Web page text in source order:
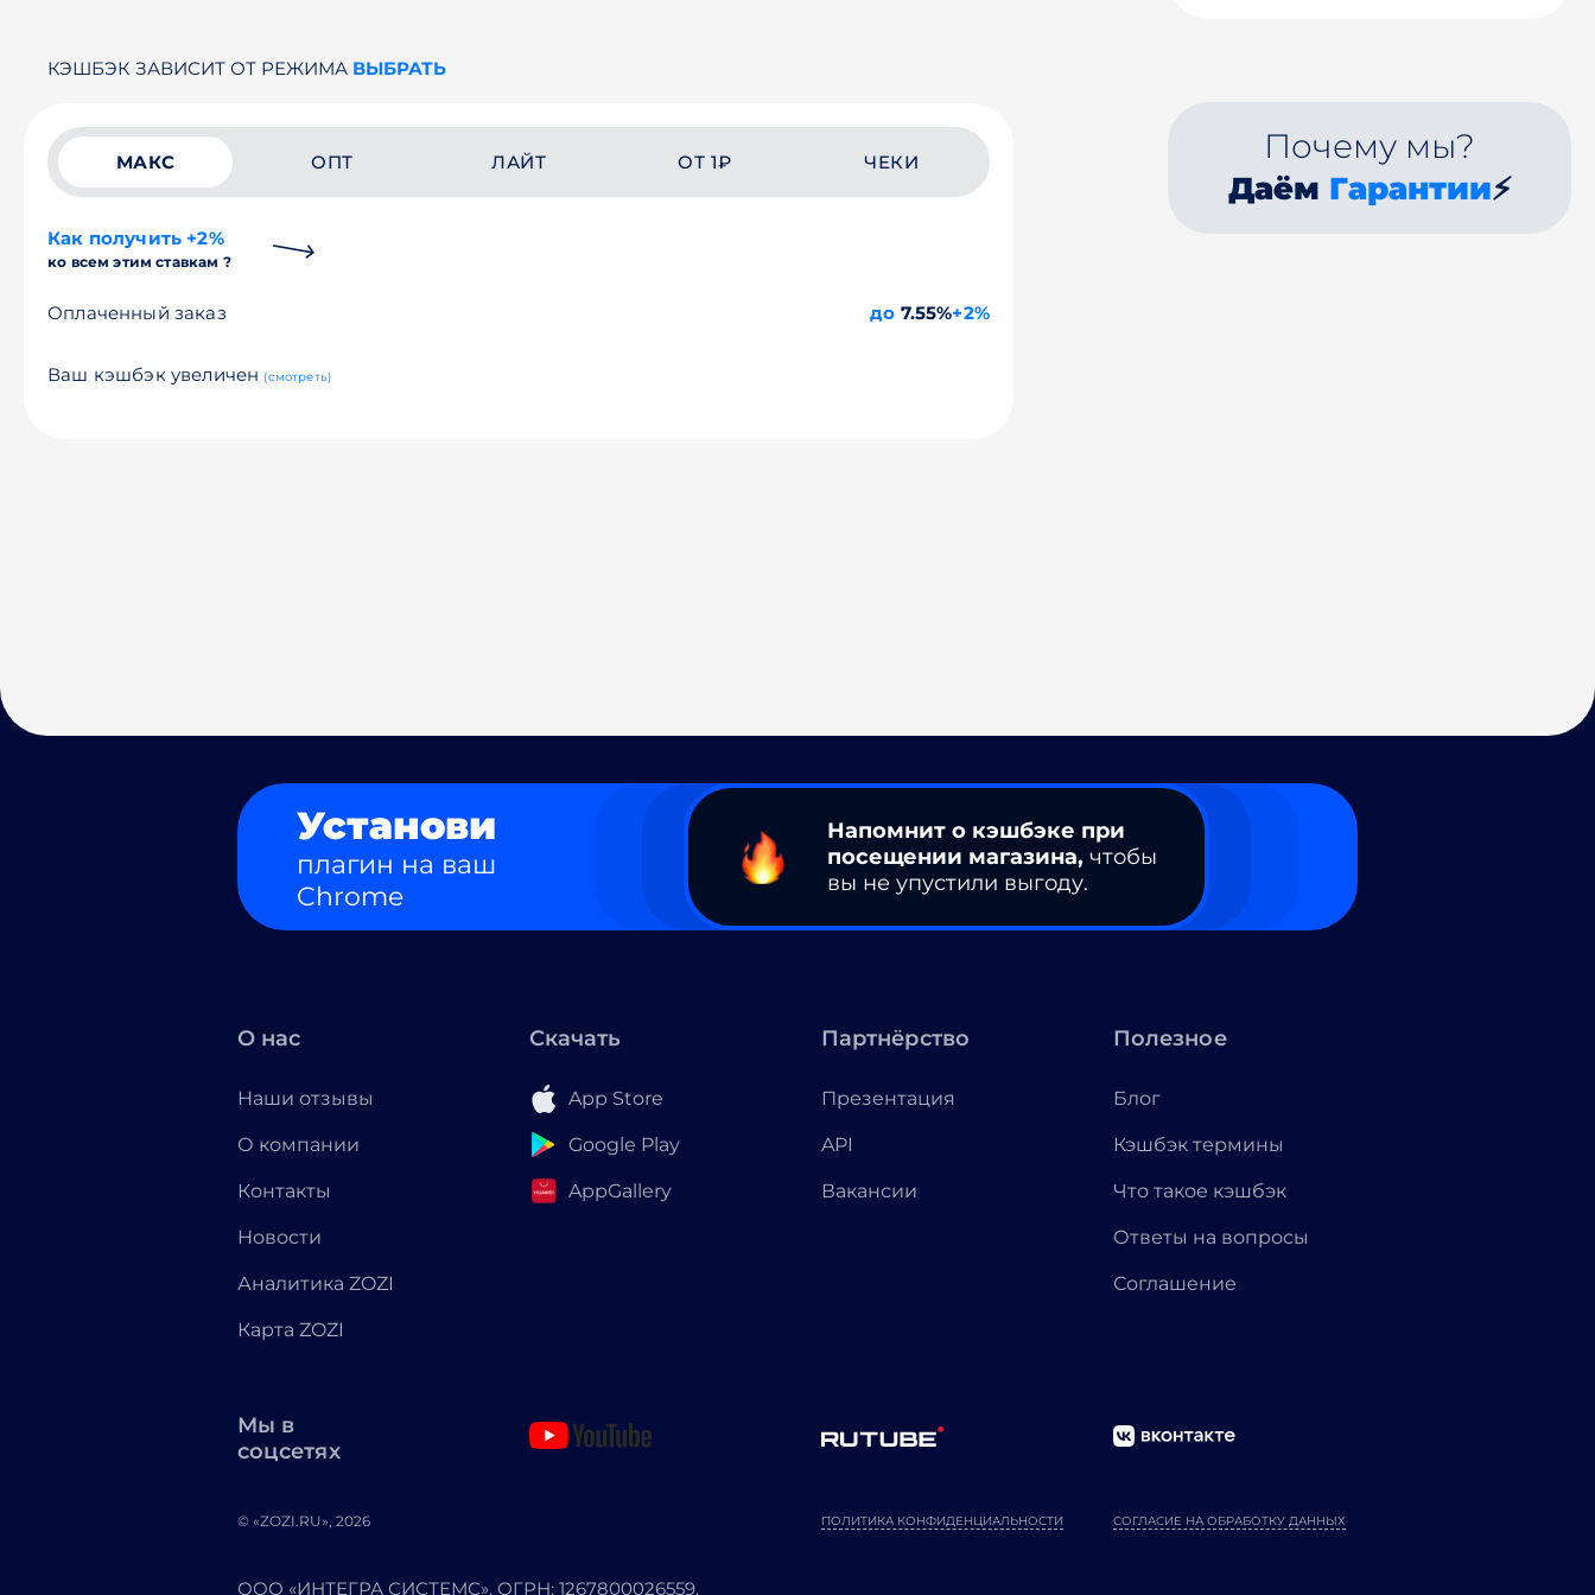
КЭШБЭК ЗАВИСИТ ОТ РЕЖИМА ВЫБРАТЬ
МАКС ОПТ ЛАЙТ ОТ 1₽ ЧЕКИ
Как получить +2%
ко всем этим ставкам ?
Оплаченный заказ до 7.55%+2%
Ваш кэшбэк увеличен (смотреть)
Почему мы?
Даём Гарантии⚡
Установи
плагин на ваш
Chrome
Напомнит о кэшбэке при
посещении магазина, чтобы
вы не упустили выгоду.
О нас
Наши отзывы
О компании
Контакты
Новости
Аналитика ZOZI
Карта ZOZI
Скачать
App Store
Google Play
AppGallery
Партнёрство
Презентация
API
Вакансии
Полезное
Блог
Кэшбэк термины
Что такое кэшбэк
Ответы на вопросы
Соглашение
Мы в
соцсетях
© «ZOZI.RU», 2026 ПОЛИТИКА КОНФИДЕНЦИАЛЬНОСТИ СОГЛАСИЕ НА ОБРАБОТКУ ДАННЫХ
ООО «ИНТЕГРА СИСТЕМС». ОГРН: 1267800026559.